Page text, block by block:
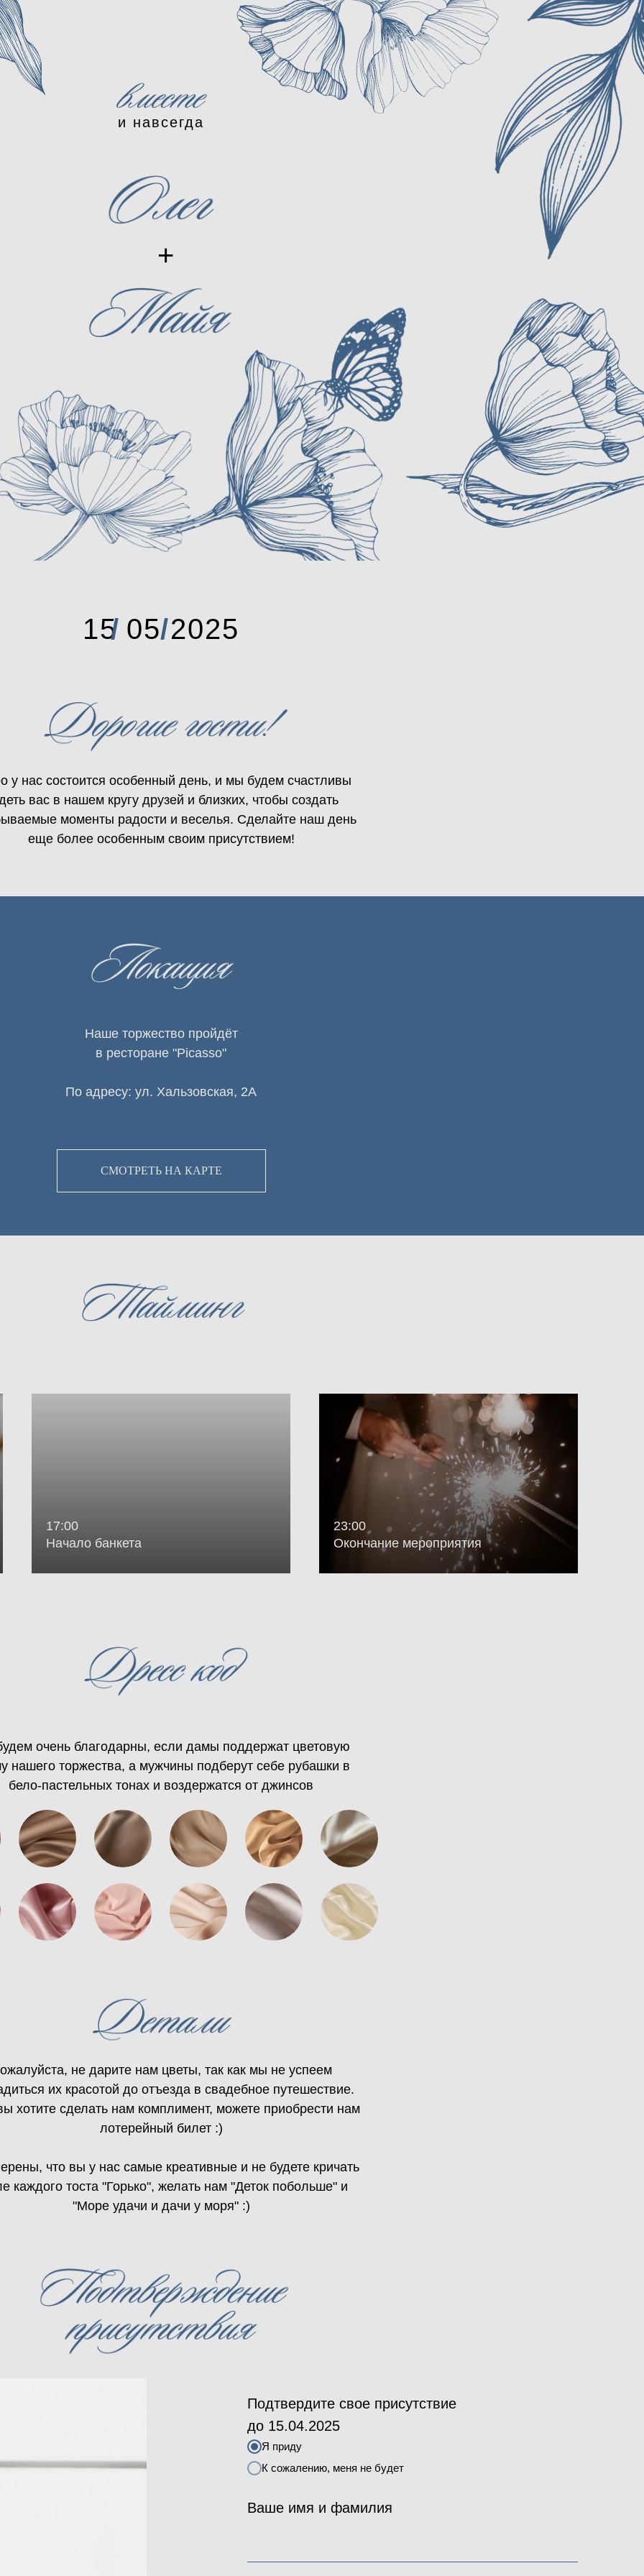
+
и навсегда
27 09 2024
/ /
Pro
15 05 2025
/ /
Дорогие гости
у нас состоится особенный день, и мы будем счастливы
вас в нашем кругу друзей и близких, чтобы создать
моменты радости и веселья. Сделайте наш день
еще более особенным своим присутствием!
Наше торжество пройдёт
в ресторане "Picasso"
По адресу: ул. Хальзовская, 2А
СМОТРЕТЬ НА КАРТЕ
Дорогие гости
17:00
Начало банкета
23:00
Окончание мероприятия
Дорогие гости
очень благодарны, если дамы поддержат цветовую
нашего торжества, а мужчины подберут себе рубашки в
бело-пастельных тонах и воздержатся от джинсов
Дорогие гости
не дарите нам цветы, так как мы не успеем
их красотой до отъезда в свадебное путешествие.
хотите сделать нам комплимент, можете приобрести нам
лотерейный билет :)
что вы у нас самые креативные и не будете кричать
каждого тоста "Горько", желать нам "Деток побольше" и
"Море удачи и дачи у моря" :)
Подтвердите свое присутствие
до 15.04.2025
Я приду
К сожалению, меня не будет
Ваше имя и фамилия